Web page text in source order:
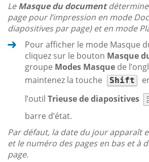
LeMasque du documentdétermine
page pour l’impression en mode
diapositives par page) et en mode
Pour afficher le mode Masque
cliquez sur le bouton Masque
groupe Modes Masque de
maintenez la touche
Shift
l’outil Trieuse de diapositives
barre d’état.
Par défaut, la date du jour apparaît
et le numéro des pages en bas et à
page.